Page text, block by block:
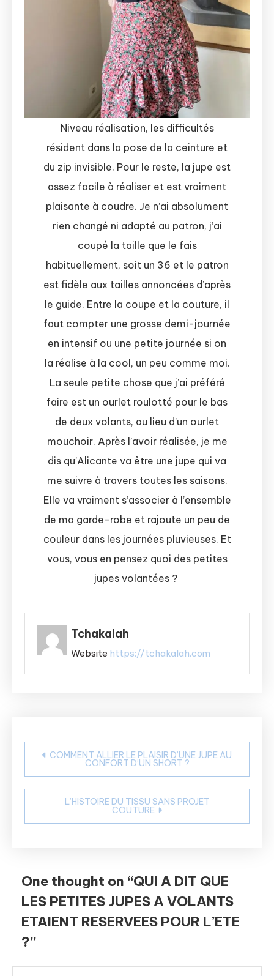
Niveau réalisation, les difficultés
résident dans la pose de la ceinture et
du zip invisible. Pour le reste, la jupe est
assez facile à réaliser et est vraiment
plaisante à coudre. Je n’ai absolument
rien changé ni adapté au patron, j’ai
coupé la taille que le fais
habituellement, soit un 36 et le patron
est fidèle aux tailles annoncées d’après
le guide. Entre la coupe et la couture, il
faut compter une grosse demi-journée
en intensif ou une petite journée si on
la réalise à la cool, un peu comme moi.
La seule petite chose que j’ai préféré
faire est un ourlet roulotté pour le bas
de deux volants, au lieu d’un ourlet
mouchoir. Après l’avoir réalisée, je me
dis qu’Alicante va être une jupe qui va
me suivre à travers toutes les saisons.
Elle va vraiment s’associer à l’ensemble
de ma garde-robe et rajoute un peu de
couleur dans les journées pluvieuses. Et
vous, vous en pensez quoi des petites
jupes volantées ?
Tchakalah
Website https://tchakalah.com
Navigation
l’article
COMMENT ALLIER LE PLAISIR D’UNE JUPE AU
CONFORT D’UN SHORT ?
L’HISTOIRE DU TISSU SANS PROJET
COUTURE
One thought on “QUI A DIT QUE
LES PETITES JUPES A VOLANTS
ETAIENT RESERVEES POUR L’ETE
?”